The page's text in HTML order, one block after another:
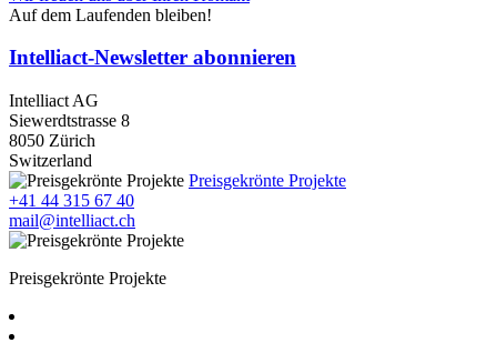
Auf dem Laufenden bleiben!
Intelliact-Newsletter abonnieren
Intelliact AG
Siewerdtstrasse 8
8050 Zürich
Switzerland
Preisgekrönte Projekte
+41 44 315 67 40
mail@intelliact.ch
Preisgekrönte Projekte